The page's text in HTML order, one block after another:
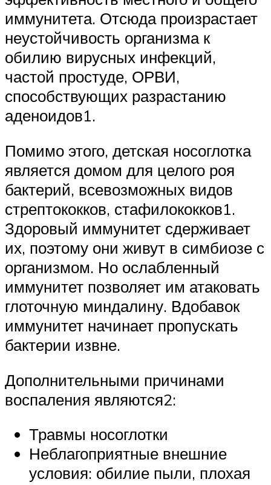
иммунитета. Отсюда произрастает
неустойчивость организма к
обилию вирусных инфекций,
частой простуде, ОРВИ,
способствующих разрастанию
аденоидов1.
Помимо этого, детская носоглотка
является домом для целого роя
бактерий, всевозможных видов
стрептококков, стафилококков1.
Здоровый иммунитет сдерживает
их, поэтому они живут в симбиозе с
организмом. Но ослабленный
иммунитет позволяет им атаковать
глоточную миндалину. Вдобавок
иммунитет начинает пропускать
бактерии извне.
Дополнительными причинами
воспаления являются2:
Травмы носоглотки
Неблагоприятные внешние
условия: обилие пыли, плохая